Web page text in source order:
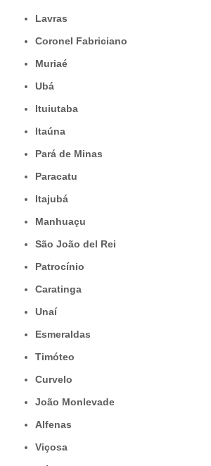
Lavras
Coronel Fabriciano
Muriaé
Ubá
Ituiutaba
Itaúna
Pará de Minas
Paracatu
Itajubá
Manhuaçu
São João del Rei
Patrocínio
Caratinga
Unaí
Esmeraldas
Timóteo
Curvelo
João Monlevade
Alfenas
Viçosa